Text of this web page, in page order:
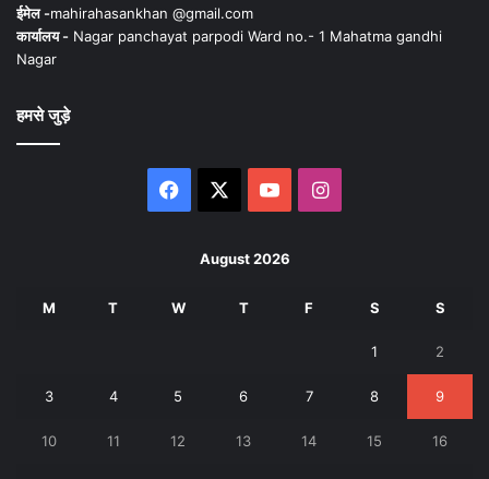
ईमेल -mahirahasankhan @gmail.com
कार्यालय - Nagar panchayat parpodi Ward no.- 1 Mahatma gandhi
Nagar
हमसे जुड़े
Facebook YouTubeInstagram
August 2026
M T W T F S S
1 2
3 4 5 6 7 8 9
10 11 12 13 14 15 16